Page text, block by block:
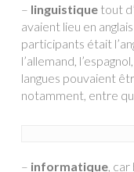
– linguistiquetout
avaient lieu en
participants était
l’allemand,
langues pouvaient
notamment, entre
– informatique, car